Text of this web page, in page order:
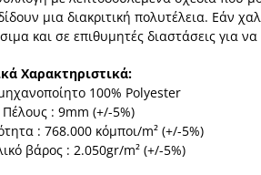
μια διακριτική πολυτέλεια. Εάν
και σε επιθυμητές διαστάσεις για
Χαρακτηριστικά:
100% Polyester
: 9mm (+/-5%)
: 768.000 κόµποι/m² (+/-5%)
βάρος : 2.050gr/m² (+/-5%)